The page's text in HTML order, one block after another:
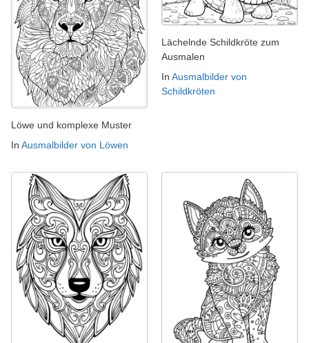
Löwe und komplexe Muster
In Ausmalbilder von Löwen
Lächelnde Schildkröte zum
Ausmalen
In Ausmalbilder von
Schildkröten